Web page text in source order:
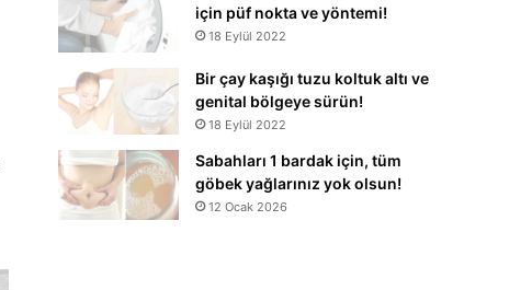
için püf nokta ve yöntemi!
18 Eylül 2022
Bir çay kaşığı tuzu koltuk altı ve
genital bölgeye sürün!
18 Eylül 2022
Sabahları 1 bardak için, tüm
göbek yağlarınız yok olsun!
12 Ocak 2026